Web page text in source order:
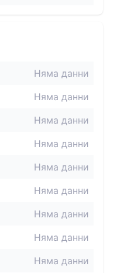
Няма данни
Няма данни
Няма данни
Няма данни
Няма данни
Няма данни
Няма данни
Няма данни
Няма данни